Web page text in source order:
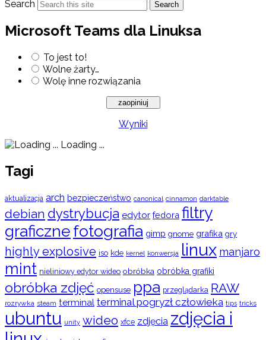
Search Search
Microsoft Teams dla Linuksa
To jest to!
Wolne żarty…
Wolę inne rozwiązania
Wyniki
Loading ...
Tagi
aktualizacja arch bezpieczeństwo canonical cinnamon darktable
debian dystrybucja edytor fedora filtry
graficznefotografia gimp gnome grafika gry
highly explosive iso kde kernel konwersja linux manjaro
mint nieliniowy edytor wideo obróbka obróbka grafiki
obróbka zdjęć opensuse ppa przeglądarka RAW
rozrywka steam terminal terminal pogryzł człowieka tips tricks
ubuntu unity wideo xfce zdjęcia zdjęcia i